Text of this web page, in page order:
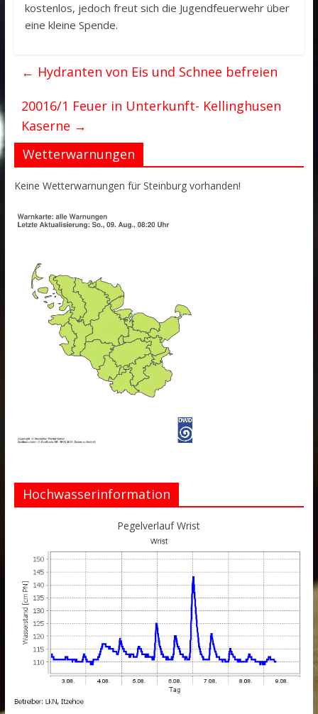
kostenlos, jedoch freut sich die Jugendfeuerwehr über
eine kleine Spende.
← Hydranten von Eis und Schnee befreien
20016/1 Feuer in Unterkunft- Kellinghusen
Kaserne →
Wetterwarnungen
Keine Wetterwarnungen für Steinburg vorhanden!
Hochwasserinformation
Pegelverlauf Wrist